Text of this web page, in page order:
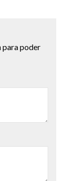
para poder